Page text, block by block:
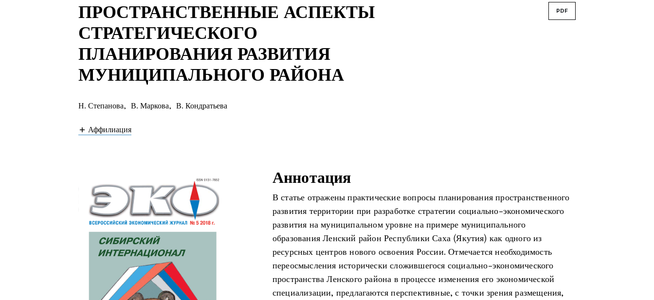
ПРОСТРАНСТВЕННЫЕ АСПЕКТЫ
СТРАТЕГИЧЕСКОГО
ПЛАНИРОВАНИЯ РАЗВИТИЯ
МУНИЦИПАЛЬНОГО РАЙОНА
PDF
Н. Степанова, В. Маркова, В. Кондратьева
Аффилиация
Аннотация
В статье отражены практические вопросы планирования пространственного
развития территории при разработке стратегии социально-экономического
развития на муниципальном уровне на примере муниципального
образования Ленский район Республики Саха (Якутия) как одного из
ресурсных центров нового освоения России. Отмечается необходимость
переосмысления исторически сложившегося социально-экономического
пространства Ленского района в процессе изменения его экономической
специализации, предлагаются перспективные, с точки зрения размещения,